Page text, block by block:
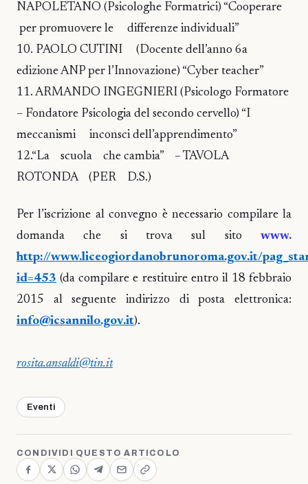
NAPOLETANO (Psicologhe Formatrici) “Cooperare
per promuovere le differenze individuali”
10. PAOLO CUTINI (Docente dell’anno 6a
edizione ANP per l’Innovazione) “Cyber teacher”
11. ARMANDO INGEGNIERI (Psicologo Formatore
– Fondatore Psicologia del secondo cervello) “I
meccanismi inconsci dell’apprendimento”
12.“La scuola che cambia” – TAVOLA
ROTONDA (PER D.S.)
Per l’iscrizione al convegno è necessario compilare la
domanda che si trova sul sito www.
http://www.liceogiordanobrunoroma.gov.it/
id=453 (da compilare e restituire entro il 18 febbraio
2015 al seguente indirizzo di posta elettronica:
info@icsannilo.gov.it).
rosita.ansaldi@tin.it
Eventi
CONDIVIDI QUESTO ARTICOLO